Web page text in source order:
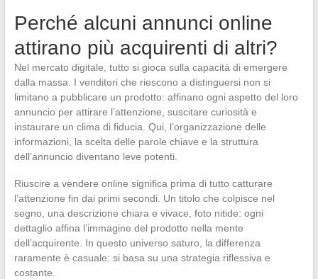
Perché alcuni annunci online
attirano più acquirenti di altri?
Nel mercato digitale, tutto si gioca sulla capacità di emergere
dalla massa. I venditori che riescono a distinguersi non si
limitano a pubblicare un prodotto: affinano ogni aspetto del loro
annuncio per attirare l’attenzione, suscitare curiosità e
instaurare un clima di fiducia. Qui, l’organizzazione delle
informazioni, la scelta delle parole chiave e la struttura
dell’annuncio diventano leve potenti.
Riuscire a vendere online significa prima di tutto catturare
l’attenzione fin dai primi secondi. Un titolo che colpisce nel
segno, una descrizione chiara e vivace, foto nitide: ogni
dettaglio affina l’immagine del prodotto nella mente
dell’acquirente. In questo universo saturo, la differenza
raramente è casuale: si basa su una strategia riflessiva e
costante.